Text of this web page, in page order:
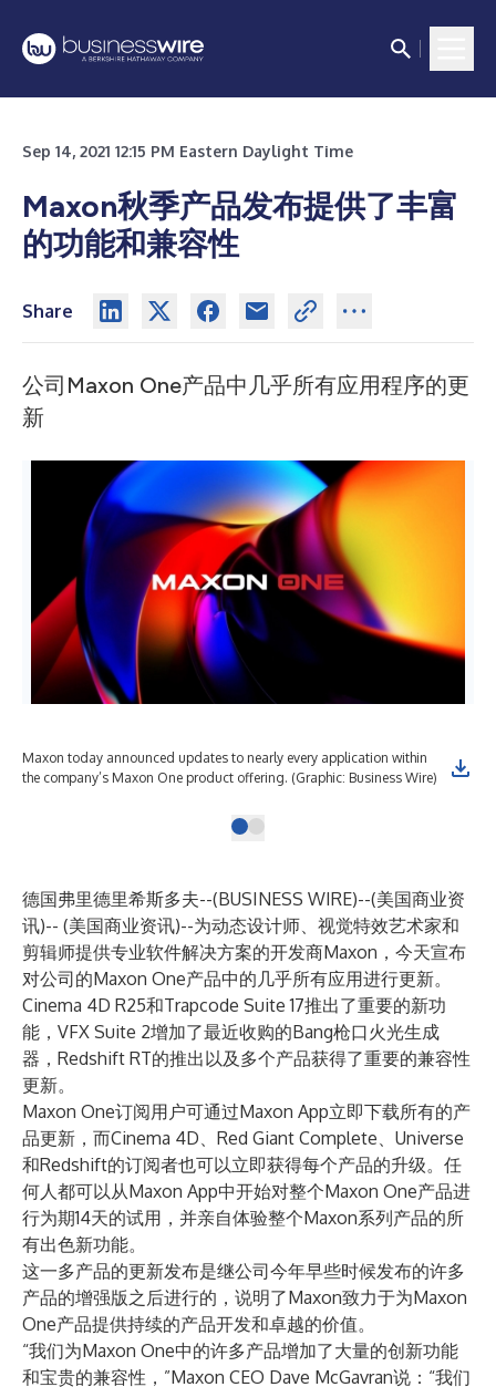
Sep 14, 2021 12:15 PM Eastern Daylight Time
Maxon秋季产品发布提供了丰富
的功能和兼容性
Share
公司Maxon One产品中几乎所有应用程序的更
新
Maxon today announced updates to nearly every application within
the company’s Maxon One product offering. (Graphic: Business Wire)
德国弗里德里希斯多夫--(BUSINESS WIRE)--(美国商业资
讯)-- (美国商业资讯)--为动态设计师、视觉特效艺术家和
剪辑师提供专业软件解决方案的开发商Maxon ，今天宣布
对公司的Maxon One产品中的几乎所有应用进行更新。
Cinema 4D R25和Trapcode Suite 17推出了重要的新功
能，VFX Suite 2增加了最近收购的Bang枪口火光生成
器，Redshift RT的推出以及多个产品获得了重要的兼容性
更新。
Maxon One订阅用户可通过Maxon App立即下载所有的产
品更新，而Cinema 4D、Red Giant Complete、Universe
和Redshift的订阅者也可以立即获得每个产品的升级。任
何人都可以从Maxon App中开始对整个Maxon One产品进
行为期14天的试用，并亲自体验整个Maxon系列产品的所
有出色新功能。
这一多产品的更新发布是继公司今年早些时候发布的许多
产品的增强版之后进行的，说明了Maxon致力于为Maxon
One产品提供持续的产品开发和卓越的价值。
“我们为Maxon One中的许多产品增加了大量的创新功能
和宝贵的兼容性，”Maxon CEO Dave McGavran说：“我们